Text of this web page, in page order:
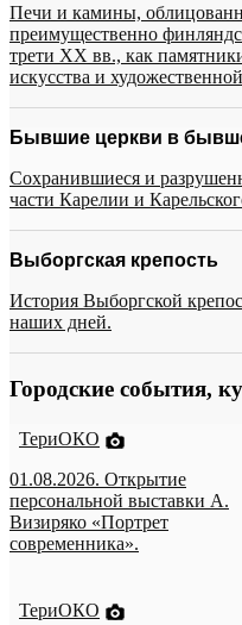
Печи и камины,
преимущественно
трети XX вв., как
искусства и
Бывшие церкви в
Сохранившиеся и
части Карелии и
Выборгская крепость
История Выборгской
наших дней.
Городские события,
ТериОКО
01.08.2026. Открытие
персональной выставки А.
Визиряко «Портрет
современника».
ТериОКО